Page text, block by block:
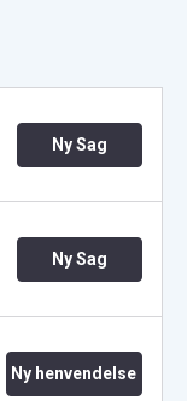
Ny Sag
Ny Sag
Ny henvendelse